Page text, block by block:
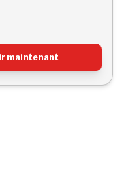
maintenant